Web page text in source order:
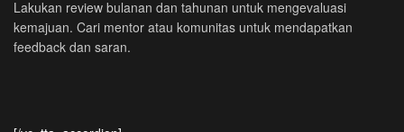
Lakukan review bulanan dan tahunan untuk mengevaluasi
kemajuan. Cari mentor atau komunitas untuk mendapatkan
feedback dan saran.